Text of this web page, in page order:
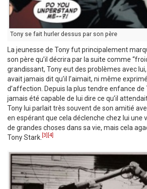
Tony se fait hurler dessus par son père
La jeunesse de Tony fut principalement
son père qu’il décrira par la suite comme
grandissant, Tony eut des problèmes avec lui,
avait jamais dit qu’il l’aimait, ni même
d’affection. Depuis la plus tendre enfance de
jamais été capable de lui dire ce qu’il attendait
Tony lui parlait très souvent de son amitié
en espérant que cela déclenche chez lui une
de grandes choses dans sa vie, mais cela
Tony Stark. [3] [4]